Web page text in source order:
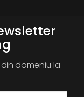
domeniu la